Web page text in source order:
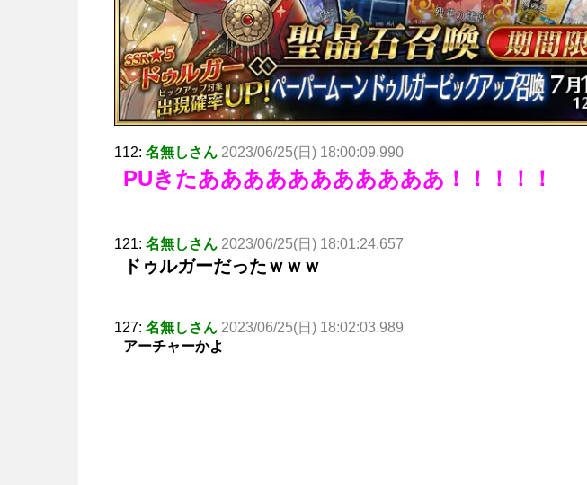
112: 名無しさん 2023/06/25(日) 18:00:09.990
PUきたあああああああああああ！！！！！
121: 名無しさん 2023/06/25(日) 18:01:24.657
ドゥルガーだったｗｗｗ
127: 名無しさん 2023/06/25(日) 18:02:03.989
アーチャーかよ